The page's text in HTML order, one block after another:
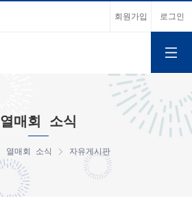
회원가입 로그인
열매회 소식
열매회 소식 자유게시판